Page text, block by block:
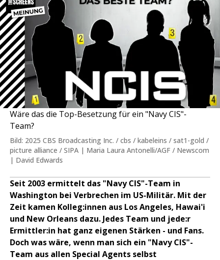
Wäre das die Top-Besetzung für ein "Navy CIS"-
Team?
Bild: 2025 CBS Broadcasting Inc. / cbs / kabeleins / sat1-gold /
picture alliance / SIPA | Maria Laura Antonelli/AGF / Newscom
| David Edwards
Seit 2003 ermittelt das "Navy CIS"-Team in
Washington bei Verbrechen im US-Militär. Mit der
Zeit kamen Kolleg:innen aus Los Angeles, Hawai'i
und New Orleans dazu. Jedes Team und jede:r
Ermittler:in hat ganz eigenen Stärken - und Fans.
Doch was wäre, wenn man sich ein "Navy CIS"-
Team aus allen Special Agents selbst